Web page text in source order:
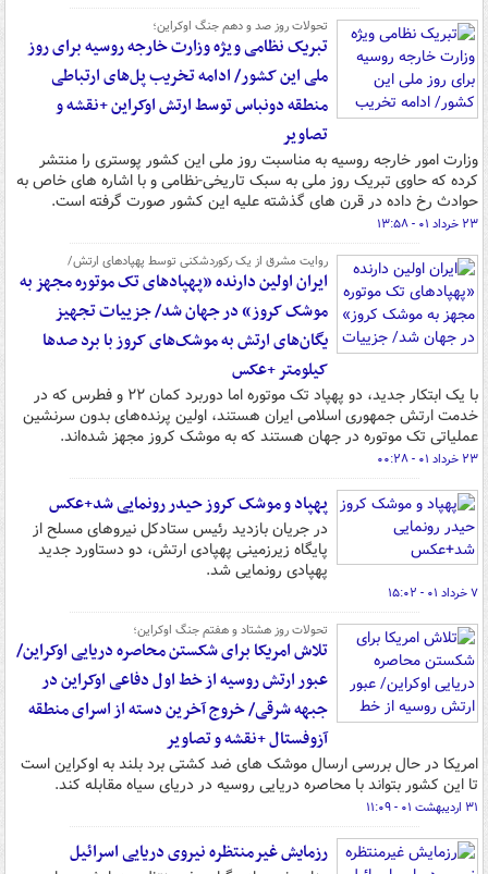
تحولات روز صد و دهم جنگ اوکراین؛
تبریک نظامی ویژه وزارت خارجه روسیه برای روز
ملی این کشور/ ادامه تخریب پل‌های ارتباطی
منطقه دونباس توسط ارتش اوکراین +نقشه و
تصاویر
وزارت امور خارجه روسیه به مناسبت روز ملی این کشور پوستری را منتشر
کرده که حاوی تبریک روز ملی به سبک تاریخی-نظامی و با اشاره های خاص به
حوادث رخ داده در قرن های گذشته علیه این کشور صورت گرفته است.
۲۳ خرداد ۰۱ - ۱۳:۵۸
روایت مشرق از یک رکوردشکنی توسط پهپادهای ارتش/
ایران اولین دارنده «پهپادهای تک موتوره مجهز به
موشک کروز» در جهان شد/ جزییات تجهیز
یگان‌های ارتش به موشک‌های کروز با برد صدها
کیلومتر +عکس
با یک ابتکار جدید، دو پهپاد تک موتوره اما دوربرد کمان ۲۲ و فطرس که در
خدمت ارتش جمهوری اسلامی ایران هستند، اولین پرنده‌های بدون سرنشین
عملیاتی تک موتوره در جهان هستند که به موشک کروز مجهز شده‌اند.
۲۳ خرداد ۰۱ - ۰۰:۲۸
پهپاد و موشک کروز حیدر رونمایی شد+عکس
در جریان بازدید رئیس ستادکل نیروهای مسلح از
پایگاه زیرزمینی پهپادی ارتش، دو دستاورد جدید
پهپادی رونمایی شد.
۷ خرداد ۰۱ - ۱۵:۰۲
تحولات روز هشتاد و هفتم جنگ اوکراین؛
تلاش امریکا برای شکستن محاصره دریایی اوکراین/
عبور ارتش روسیه از خط اول دفاعی اوکراین در
جبهه شرقی/ خروج آخرین دسته از اسرای منطقه
آزوفستال +نقشه و تصاویر
امریکا در حال بررسی ارسال موشک های ضد کشتی برد بلند به اوکراین است
تا این کشور بتواند با محاصره دریایی روسیه در دریای سیاه مقابله کند.
۳۱ اردیبهشت ۰۱ - ۱۱:۰۹
رزمایش غیرمنتظره نیروی دریایی اسرائیل